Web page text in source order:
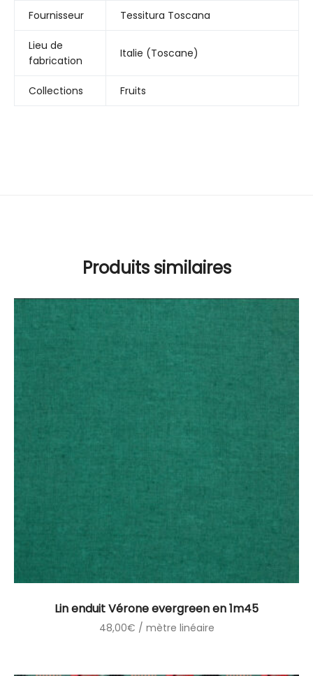
Fournisseur Tessitura Toscana
Lieu de
fabrication
Italie (Toscane)
Collections Fruits
Produits similaires
Lin enduit Vérone evergreen en 1m45
48,00€ / mètre linéaire